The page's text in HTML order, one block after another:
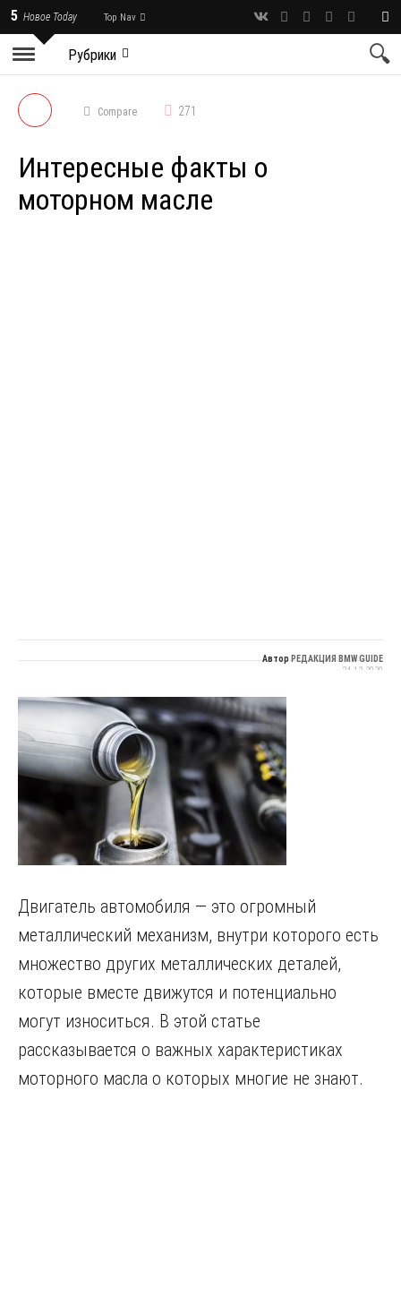
5 Новое Today Top Nav
Рубрики
Compare 271
Интересные факты о
моторном масле
АвторРЕДАКЦИЯ BMW GUIDE
24.12.2020
Двигатель автомобиля — это огромный
металлический механизм, внутри которого есть
множество других металлических деталей,
которые вместе движутся и потенциально
могут износиться. В этой статье
рассказывается о важных характеристиках
моторного масла о которых многие не знают.